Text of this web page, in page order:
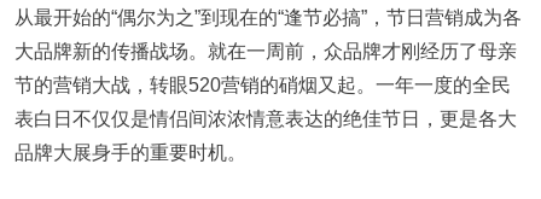
从最开始的“偶尔为之”到现在的“逢节必搞”，节日营销成为各
大品牌新的传播战场。就在一周前，众品牌才刚经历了母亲
节的营销大战，转眼520营销的硝烟又起。一年一度的全民
表白日不仅仅是情侣间浓浓情意表达的绝佳节日，更是各大
品牌大展身手的重要时机。